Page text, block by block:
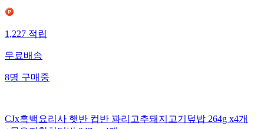
1,227적립
무료배송
8명구매중
CJx흑백요리사 햇반 컵반 꽈리고추돼지고기덮밥 264g x4개